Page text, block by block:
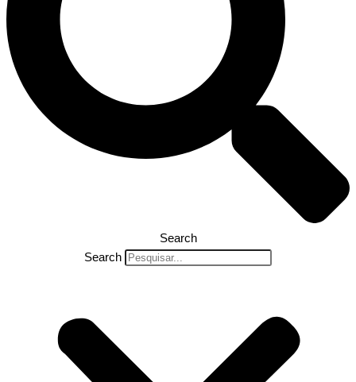
Search
Search